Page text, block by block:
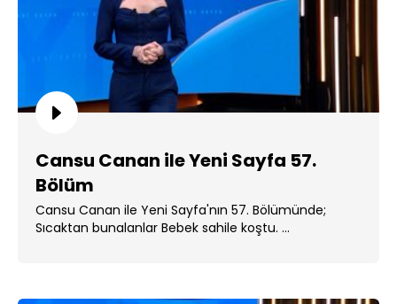
Cansu Canan ile Yeni Sayfa 57.
Bölüm
Cansu Canan ile Yeni Sayfa'nın 57. Bölümünde;
Sıcaktan bunalanlar Bebek sahile koştu. ...